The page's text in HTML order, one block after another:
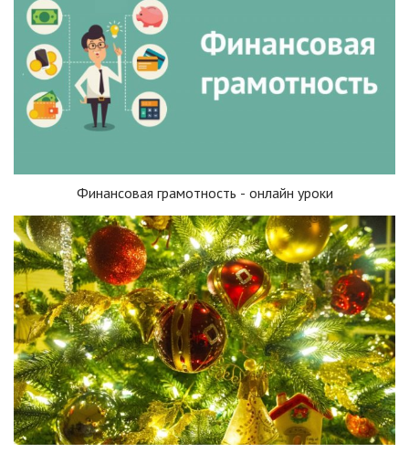
Финансовая грамотность - онлайн уроки